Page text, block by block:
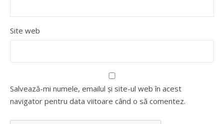
Site web
Salvează-mi numele, emailul și site-ul web în acest
navigator pentru data viitoare când o să comentez.